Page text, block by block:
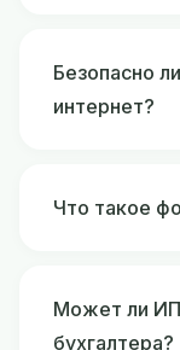
Безопасно
интернет?
Что такое
Может ли ИП
бухгалтера?